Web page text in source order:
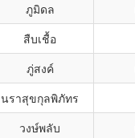
ภูมิดล
สืบเชื้อ
ภู่สงค์
นราสุขกุลพิภัทร
วงษ์พลับ